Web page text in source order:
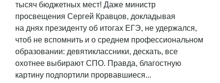
тысяч бюджетных мест! Даже министр
просвещения Сергей Кравцов, докладывая
на днях президенту об итогах ЕГЭ, не удержался,
чтоб не вспомнить и о среднем профессиональном
образовании: девятиклассники, дескать, все
охотнее выбирают СПО. Правда, благостную
картину подпортили прорвавшиеся...